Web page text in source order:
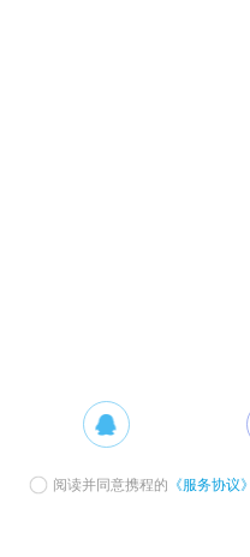
阅读并同意携程的 《服务协议》